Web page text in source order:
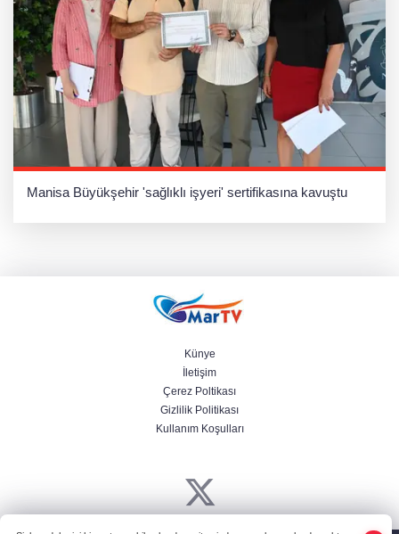
Manisa Büyükşehir 'sağlıklı işyeri' sertifikasına kavuştu
Künye
İletişim
Çerez Poltikası
Gizlilik Politikası
Kullanım Koşulları